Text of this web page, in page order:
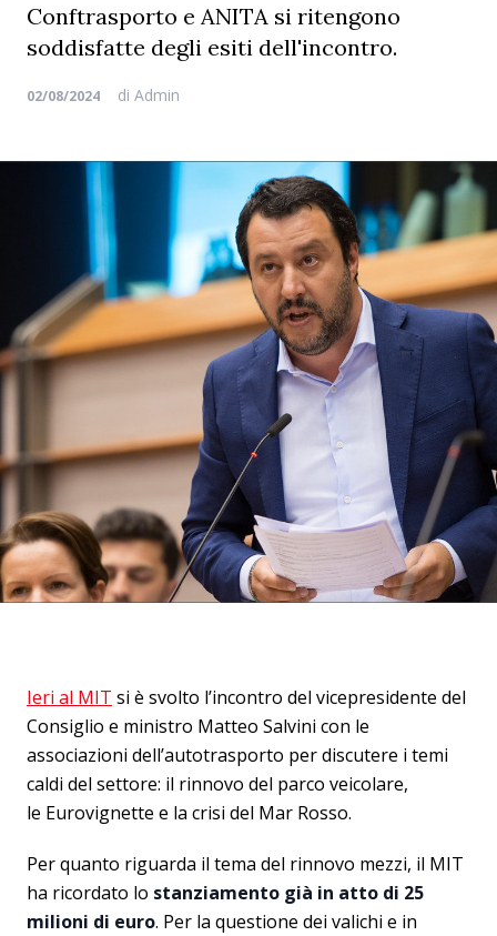
Conftrasporto e ANITA si ritengono
soddisfatte degli esiti dell'incontro.
02/08/2024 di Admin
Ieri al MIT si è svolto l’incontro del vicepresidente del
Consiglio e ministro Matteo Salvini con le
associazioni dell’autotrasporto per discutere i temi
caldi del settore: il rinnovo del parco veicolare,
le Eurovignette e la crisi del Mar Rosso.
Per quanto riguarda il tema del rinnovo mezzi, il MIT
ha ricordato lo stanziamento già in atto di 25
milioni di euro. Per la questione dei valichi e in